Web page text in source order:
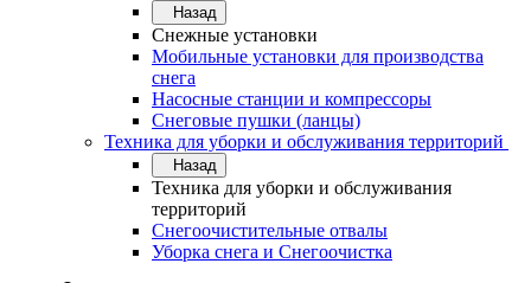
Назад
Снежные установки
Мобильные установки для производства
снега
Насосные станции и компрессоры
Снеговые пушки (ланцы)
Техника для уборки и обслуживания территорий
Назад
Техника для уборки и обслуживания
территорий
Снегоочистительные отвалы
Уборка снега и Снегоочистка